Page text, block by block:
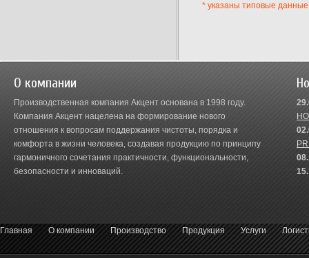
* указаны типовые
О компании
Производственная компания Акцент основана в 1998 году.
Компания Акцент нацелена на формирование нового
отношения к вопросам поддержания чистоты, порядка и
комфорта в жизни человека, создавая продукцию по принципу
гармоничного сочетания практичности, функциональности,
безопасности и инноваций.
Главная О компании Производство Продукция Услуги